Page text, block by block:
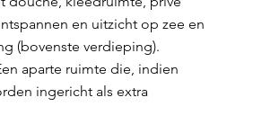
en uitzicht op zee en
(bovenste verdieping).
aparte ruimte die, indien
ingericht als extra